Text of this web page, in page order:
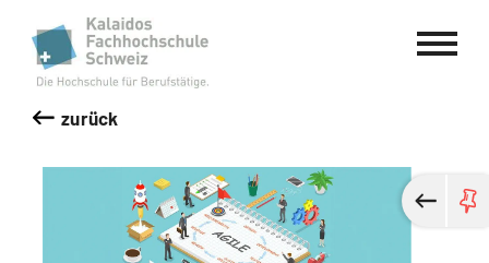
Kalaidos Fachhochschule Schweiz
zurück